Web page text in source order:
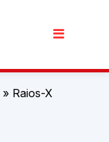
» Raios-X